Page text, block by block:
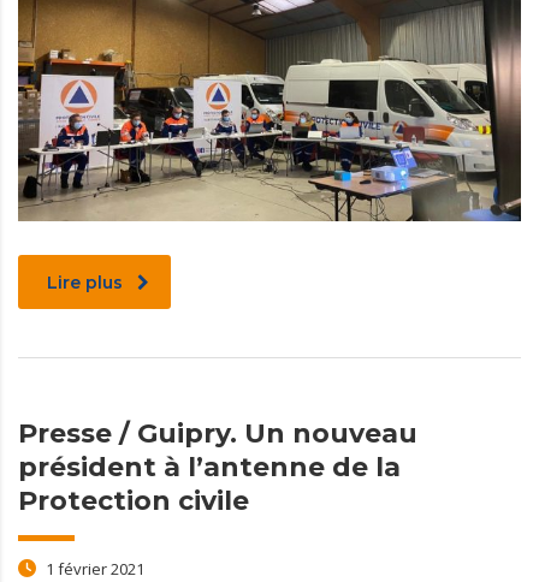
Lire plus
Presse / Guipry. Un nouveau
président à l’antenne de la
Protection civile
1 février 2021